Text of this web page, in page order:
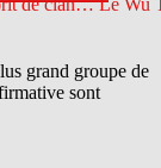
grand groupe de
sont